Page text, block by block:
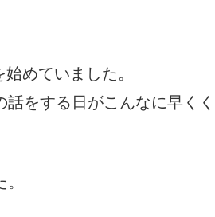
めていました。
をする日がこんなに早くく